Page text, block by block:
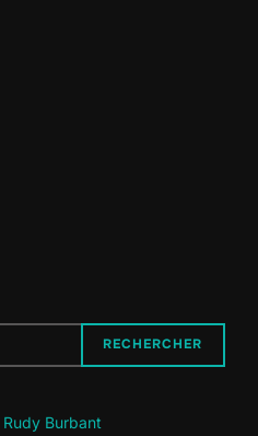
RECHERCHER
Rudy Burbant